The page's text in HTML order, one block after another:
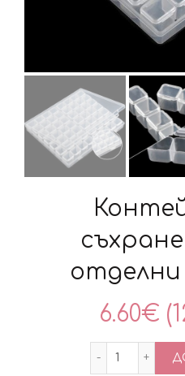
отделни
6.60€